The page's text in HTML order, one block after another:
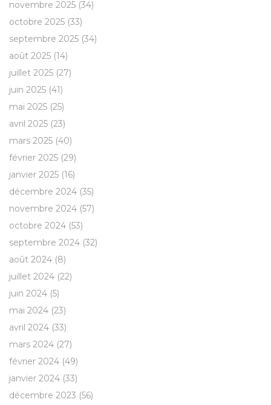
novembre 2025 (34)
octobre 2025 (33)
septembre 2025 (34)
août 2025 (14)
juillet 2025 (27)
juin 2025 (41)
mai 2025 (25)
avril 2025 (23)
mars 2025 (40)
février 2025 (29)
janvier 2025 (16)
décembre 2024 (35)
novembre 2024 (57)
octobre 2024 (53)
septembre 2024 (32)
août 2024 (8)
juillet 2024 (22)
juin 2024 (5)
mai 2024 (23)
avril 2024 (33)
mars 2024 (27)
février 2024 (49)
janvier 2024 (33)
décembre 2023 (56)